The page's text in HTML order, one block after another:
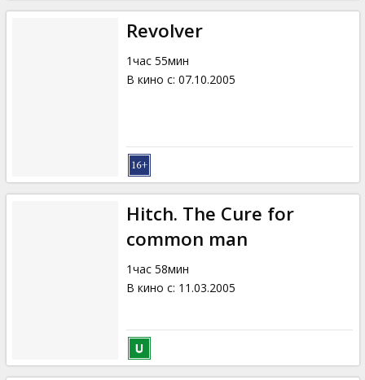
Revolver
1час 55мин
В кино с: 07.10.2005
Hitch. The Cure for
common man
1час 58мин
В кино с: 11.03.2005